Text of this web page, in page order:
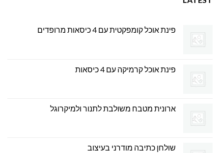
פינת אוכל קומפקטית עם 4 כיסאות מרופדים
פינת אוכל קרמיקה עם 4 כיסאות
ארונית מטבח משולבת לתנור ולמיקרוגל
שולחן כתיבה מודרני בעיצוב